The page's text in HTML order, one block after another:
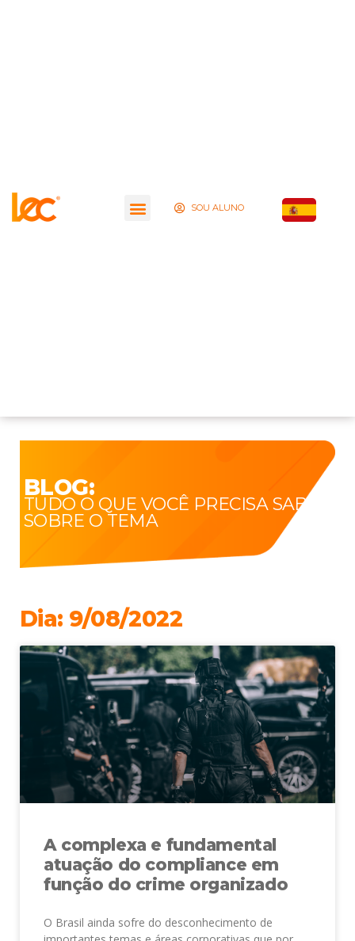
SOU ALUNO
BLOG:
TUDO O QUE VOCÊ PRECISA SABER
SOBRE O TEMA
Dia: 9/08/2022
A complexa e fundamental
atuação do compliance em
função do crime organizado
O Brasil ainda sofre do desconhecimento de